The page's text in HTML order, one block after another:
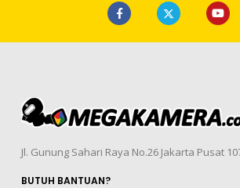
Jl. Gunung Sahari Raya No.26 Jakarta Pusat
BUTUH BANTUAN?